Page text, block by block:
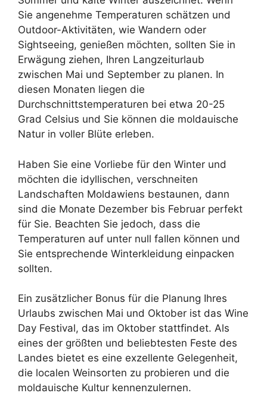
Sie angenehme Temperaturen schätzen und
Outdoor-Aktivitäten, wie Wandern oder
Sightseeing, genießen möchten, sollten Sie in
Erwägung ziehen, Ihren Langzeiturlaub
zwischen Mai und September zu planen. In
diesen Monaten liegen die
Durchschnittstemperaturen bei etwa 20-25
Grad Celsius und Sie können die moldauische
Natur in voller Blüte erleben.
Haben Sie eine Vorliebe für den Winter und
möchten die idyllischen, verschneiten
Landschaften Moldawiens bestaunen, dann
sind die Monate Dezember bis Februar perfekt
für Sie. Beachten Sie jedoch, dass die
Temperaturen auf unter null fallen können und
Sie entsprechende Winterkleidung einpacken
sollten.
Ein zusätzlicher Bonus für die Planung Ihres
Urlaubs zwischen Mai und Oktober ist das Wine
Day Festival, das im Oktober stattfindet. Als
eines der größten und beliebtesten Feste des
Landes bietet es eine exzellente Gelegenheit,
die localen Weinsorten zu probieren und die
moldauische Kultur kennenzulernen.